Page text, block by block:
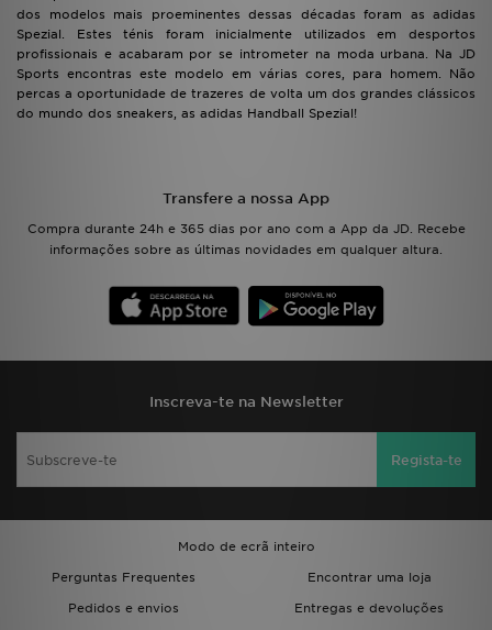
dos modelos mais proeminentes dessas décadas foram as adidas
Spezial. Estes ténis foram inicialmente utilizados em desportos
profissionais e acabaram por se intrometer na moda urbana. Na JD
Sports encontras este modelo em várias cores, para homem. Não
percas a oportunidade de trazeres de volta um dos grandes clássicos
do mundo dos sneakers, as adidas Handball Spezial!
Transfere a nossa App
Compra durante 24h e 365 dias por ano com a App da JD. Recebe
informações sobre as últimas novidades em qualquer altura.
Inscreva-te na Newsletter
Regista-te
Modo de ecrã inteiro
Perguntas Frequentes
Encontrar uma loja
Pedidos e envios
Entregas e devoluções